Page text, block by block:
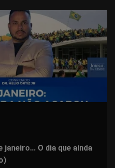
no
Messenger
no
Telegram
no
Gettr
janeiro... O dia que ainda